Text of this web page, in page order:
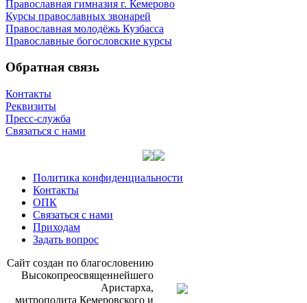
Православная гимназия г. Кемерово
Курсы православных звонарей
Православная молодёжь Кузбасса
Православные богословские курсы
Обратная связь
Контакты
Реквизиты
Пресс-служба
Связаться с нами
Политика конфиденциальности
Контакты
ОПК
Связаться с нами
Приходам
Задать вопрос
Сайт со­здан по бла­го­сло­ве­нию
Вы­со­ко­прео­свя­щен­ней­ше­го
Ари­стар­ха,
мит­ро­по­ли­та Ке­ме­ров­ско­го и